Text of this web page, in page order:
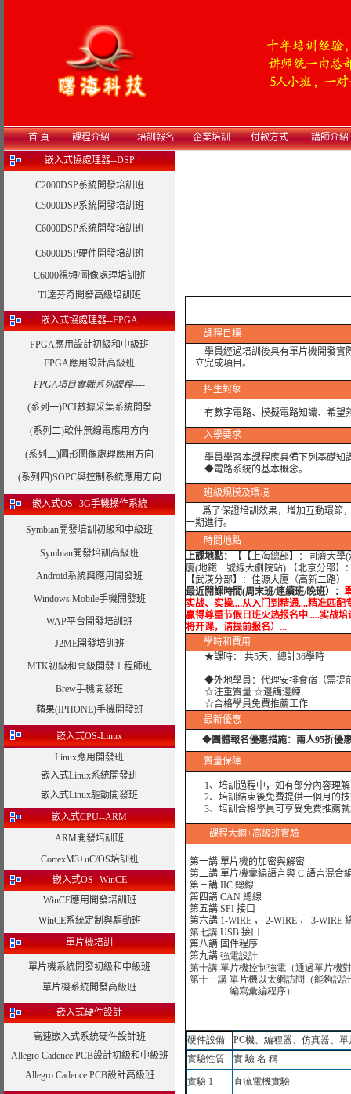
首 頁 課程介紹 培訓報名 企業培訓 付款方式 講師介紹
嵌入式協處理器--DSP
C2000DSP系統開發培訓班
C5000DSP系統開發培訓班
C6000DSP系統開發培訓班
C6000DSP硬件開發培訓班
C6000視頻/圖像處理培訓班
TI達芬奇開發高級培訓班
嵌入式協處理器--FPGA
FPGA應用設計初級和中級班
FPGA應用設計高級班
FPGA項目實戰系列課程----
(系列一)PCI數據采集系統開發
(系列二)軟件無線電應用方向
(系列三)圖形圖像處理應用方向
(系列四)SOPC與控制系統應用方向
嵌入式OS--3G手機操作系統
Symbian開發培訓初級和中級班
Symbian開發培訓高級班
Android系統與應用開發班
Windows Mobile手機開發班
WAP平台開發培訓班
J2ME開發培訓班
MTK初級和高級開發工程師班
Brew手機開發班
蘋果(IPHONE)手機開發班
嵌入式OS-Linux
Linux應用開發班
嵌入式Linux系統開發班
嵌入式Linux驅動開發班
嵌入式CPU--ARM
ARM開發培訓班
CortexM3+uC/OS培訓班
嵌入式OS--WinCE
WinCE應用開發培訓班
WinCE系統定制與驅動班
單片機培訓
單片機系統開發初級和中級班
單片機系統開發高級班
嵌入式硬件設計
高速嵌入式系統硬件設計班
Allegro Cadence PCB設計初級和中級班
Allegro Cadence PCB設計高級班
課程目標
學員經過培訓後具有單片機開發實
立完成項目。
招生對象
有數字電路、模擬電路知識、希望
入學要求
學員學習本課程應具備下列基礎知
◆電路系統的基本概念。
班級規模及環境
爲了保證培訓效果，增加互動環節，
一期進行。
時間地點
上課地點：
【【上海總部】：同濟大
廈(地鐵一號線大劇院站) 【北京分部】
【武漢分部】：佳源大厦（高新二路
最近開課時間(周末班/連續班/晚班）：
实战、实操....从入门到精通....精准匹配
赢得尊重节假日班火热报名中.....实战
将开课，请提前报名）...
學時和費用
★課時： 共5天，總計36學時
◆外地學員：代理安排食宿（需提
☆注重質量 ☆邊講邊練
☆合格學員免費推薦工作
最新優惠
◆團體報名優惠措施： 兩人95折優
質量保障
1、培訓過程中，如有部分內容理解
2、培訓結束後免費提供一個月的技
3、培訓合格學員可享受免費推薦就
課程大綱+高級班實驗
第一講 單片機的加密與解密
第二講 單片機彙編語言與 C 語言混合
第三講 IIC 總線
第四講 CAN 總線
第五講 SPI 接口
第六講 1-WIRE ， 2-WIRE ， 3-WIRE
第七講 USB 接口
第八講 固件程序
第九講 強電設計
第十講 單片機控制強電（通過單片機
第十一講 單片機以太網訪問（能夠設
編寫彙編程序）
硬件設備 PC機、編程器、仿真器、
實驗性質
實 驗 名 稱
實驗1 直流電機實驗